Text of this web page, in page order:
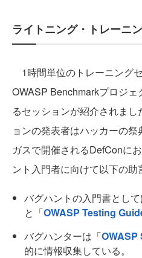
ライトニング・トレーニ
1時間単位のトレーニング
OWASP Benchmarkプロジ
るセッションが紹介されま
ョンの発表者はハッカーの
ガスで開催されるDefConに
ント入門者に向けて以下の助
バグハントの入門書とし
と「OWASP Testing
バグハンターは「
的に情報収集している。